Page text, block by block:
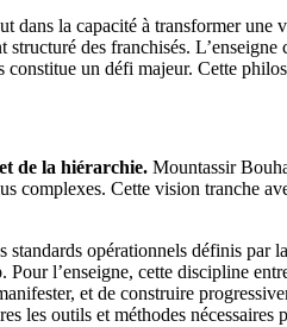
la capacité à transformer une
des franchisés.
un défi majeur. Cette
de la hiérarchie. Mountassir
complexes. Cette vision tranche
opérationnels définis par
l’enseigne, cette discipline
et de construire
les outils et méthodes nécessaires